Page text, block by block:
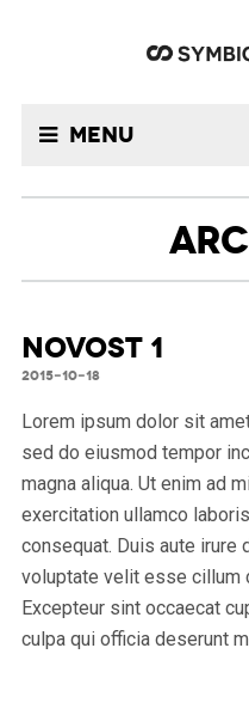
Menu
Novost 1
2015-10-18
Lorem ipsum dolor sit
sed do eiusmod tempor
magna aliqua. Ut enim ad
exercitation ullamco
consequat. Duis aute irure
voluptate velit esse cillum
Excepteur sint occaecat
culpa qui officia deserunt